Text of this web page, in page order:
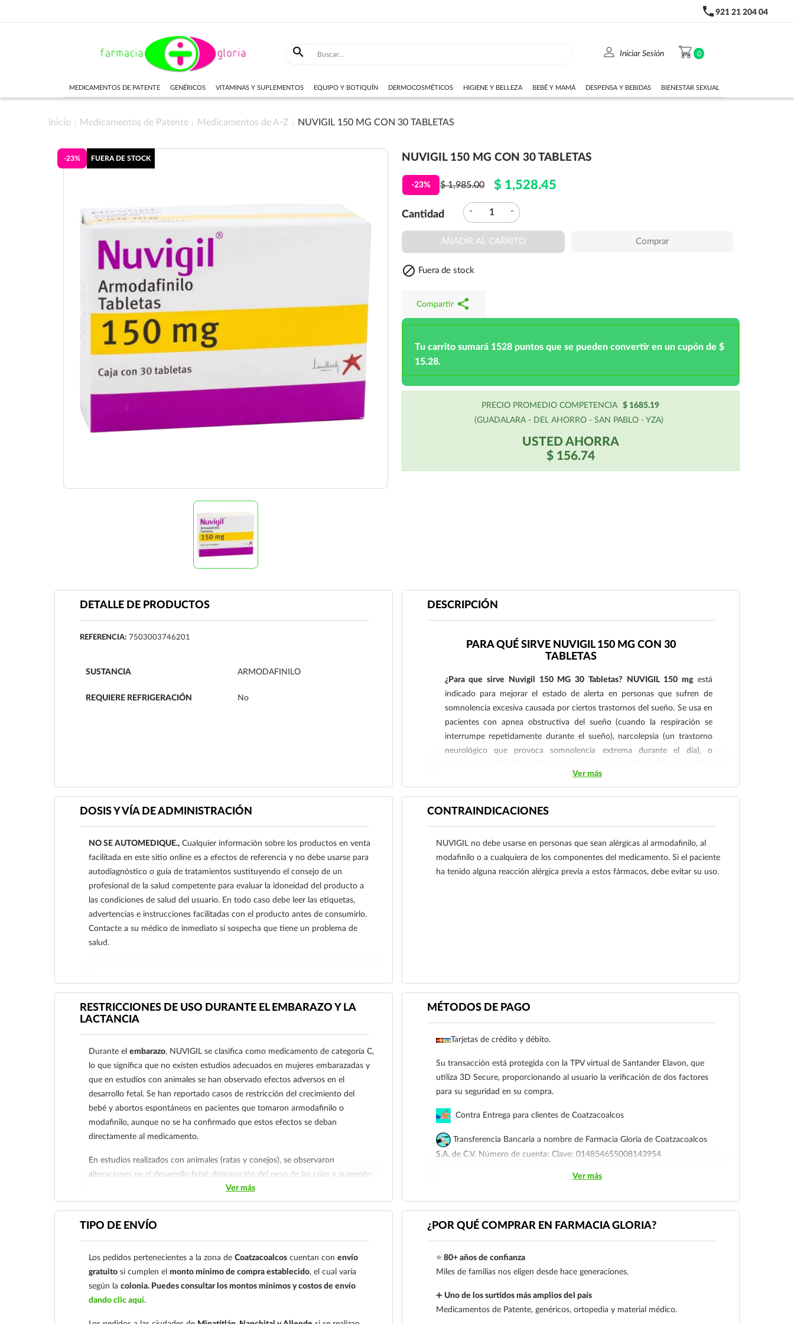
phone 921 21 204 04
 person Iniciar Sesión shopping_cart 0
MEDICAMENTOS DE PATENTE GENÉRICOS VITAMINAS Y SUPLEMENTOS EQUIPO Y BOTIQUÍN DERMOCOSMÉTICOS HIGIENE Y BELLEZA BEBÉ Y MAMÁ DESPENSA Y BEBIDAS BIENESTAR SEXUAL
Inicio Medicamentos de Patente Medicamentos de A-Z NUVIGIL 150 MG CON 30 TABLETAS
-23% FUERA DE STOCK NUVIGIL 150 MG CON 30 TABLETAS
-23% $ 1,985.00 $ 1,528.45
Cantidad expand_more expand_less
AÑADIR AL CARRITO Comprar
 Fuera de stock
Compartir share
Tu carrito sumará 1528 puntos que se pueden convertir en un cupón de $
15.28.
PRECIO PROMEDIO COMPETENCIA
$ 1685.19
(GUADALARA - DEL AHORRO - SAN PABLO - YZA)
USTED AHORRA
$ 156.74
DETALLE DE PRODUCTOS
REFERENCIA: 7503003746201
SUSTANCIA ARMODAFINILO
REQUIERE REFRIGERACIÓN No
DESCRIPCIÓN
PARA QUÉ SIRVE NUVIGIL 150 MG CON 30
TABLETAS
¿Para que sirve Nuvigil 150 MG 30 Tabletas? NUVIGIL 150 mgestá
indicado para mejorar el estado de alerta en personas que sufren de
somnolencia excesiva causada por ciertos trastornos del sueño. Se usa en
pacientes con apnea obstructiva del sueño (cuando la respiración se
interrumpe repetidamente durante el sueño), narcolepsia (un trastorno
neurológico que provoca somnolencia extrema durante el día), o
trastornos del sueño relacionados con turnos de trabajo rotativos
(cuando los cambios de horario laboral alteran el ritmo natural de sueño y
Ver más
DOSIS Y VÍA DE ADMINISTRACIÓN
NO SE AUTOMEDIQUE., Cualquier información sobre los productos en venta
facilitada en este sitio online es a efectos de referencia y no debe usarse para
autodiagnóstico o guía de tratamientos sustituyendo el consejo de un
profesional de la salud competente para evaluar la idoneidad del producto a
las condiciones de salud del usuario. En todo caso debe leer las etiquetas,
advertencias e instrucciones facilitadas con el producto antes de consumirlo.
Contacte a su médico de inmediato si sospecha que tiene un problema de
salud.
CONTRAINDICACIONES
NUVIGIL no debe usarse en personas que sean alérgicas al armodafinilo, al
modafinilo o a cualquiera de los componentes del medicamento. Si el paciente
ha tenido alguna reacción alérgica previa a estos fármacos, debe evitar su uso.
RESTRICCIONES DE USO DURANTE EL EMBARAZO Y LA
LACTANCIA
Durante elembarazo, NUVIGIL se clasifica como medicamento de categoría C,
lo que significa que no existen estudios adecuados en mujeres embarazadas y
que en estudios con animales se han observado efectos adversos en el
desarrollo fetal. Se han reportado casos de restricción del crecimiento del
bebé y abortos espontáneos en pacientes que tomaron armodafinilo o
modafinilo, aunque no se ha confirmado que estos efectos se deban
directamente al medicamento.
En estudios realizados con animales (ratas y conejos), se observaron
alteraciones en el desarrollo fetal, disminución del peso de las crías y aumento
de reabsorciones (pérdidas tempranas del embrión), sobre todo con dosis
altas. Algunos estudios no encontraron efectos significativos, pero en general,
los datos sugieren que puede haber riesgo para el bebé si se usa durante el
embarazo. Por tanto, solo debe utilizarse si el médico considera que el
En cuanto a lalactancia, se desconoce si el armodafinilo se excreta en la leche
materna, pero como muchos medicamentos sí lo hacen, se recomienda tener
precaución. El médico evaluará si se debe suspender la lactancia o evitar el uso
Ver más
MÉTODOS DE PAGO
Tarjetas de crédito y débito.
Su transacción está protegida con la TPV virtual de Santander Elavon, que
utiliza 3D Secure, proporcionando al usuario la verificación de dos factores
para su seguridad en su compra.
Contra Entrega para clientes de Coatzacoalcos
Transferencia Bancaria a nombre de Farmacia Gloria de Coatzacoalcos
S.A. de C.V. Número de cuenta: Clave: 014854655008143954
Para esta forma de pago el cliente deberá enviar su comprobante de pago a al
Ver más
TIPO DE ENVÍO
Los pedidos pertenecientes a la zona deCoatzacoalcos cuentan conenvío
gratuito si cumplen elmonto mínimo de compra establecido, el cual varía
según lacolonia. Puedes consultar los montos mínimos y costos de envío
dando clic aquí.
¿POR QUÉ COMPRAR EN FARMACIA GLORIA?
⭐ 80+ años de confianza
Miles de familias nos eligen desde hace generaciones.
➕ Uno de los surtidos más amplios del país
Medicamentos de Patente, genéricos, ortopedia y material médico.